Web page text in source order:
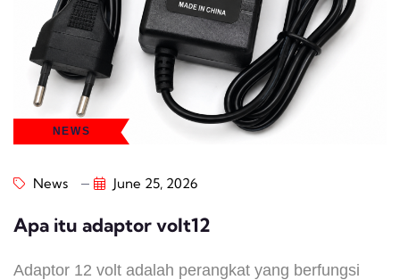
NEWS
News June 25, 2026
Apa itu adaptor volt12
Adaptor 12 volt adalah perangkat yang berfungsi